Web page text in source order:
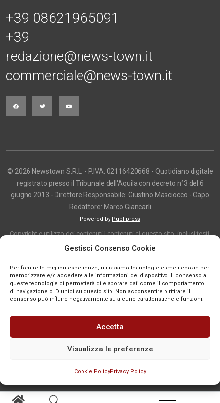
Gestisci Consenso Cookie
Per fornire le migliori esperienze, utilizziamo tecnologie come i cookie per
memorizzare e/o accedere alle informazioni del dispositivo. Il consenso a
queste tecnologie ci permetterà di elaborare dati come il comportamento
di navigazione o ID unici su questo sito. Non acconsentire o ritirare il
consenso può influire negativamente su alcune caratteristiche e funzioni.
Accetta
Visualizza le preferenze
Cookie PolicyPrivacy Policy
+39 08621965091
+39
redazione@news-town.it
commerciale@news-town.it
© 2026 Newstown S.R.L. - P.IVA: 02116420668 - Quotidiano digitale
registrato presso il Tribunale dell'Aquila con decreto n°3 del 6
giugno 2013 - Direttore Responsabile: Giustino Masciocco - Capo
Redattore: Marco Giancarli
Powered by Publipress
Copyright e utilizzo dei contenuti I contenuti di questo sito, inclusi testi,
articoli, immagini, fotografie, video e grafica, sono protetti da copyright e
indicazione. La riproduzione totale o parziale dei contenuti è consentita
solo previa autorizzazione o citando chiaramente la fonte, con link diretto
alla pagina originale, quando previsto. I contenuti provenienti da terze
parti sono pubblicati a fini informativi e restano di proprietà dei legittimi
titolari dei diritti. Se un contenuto viola diritti d’autore o norme vigenti, è
possibile segnalarlo per la verifica e l’eventuale rimozione tramite
comunicazione mail all'indirizzo redazione@news-town.it